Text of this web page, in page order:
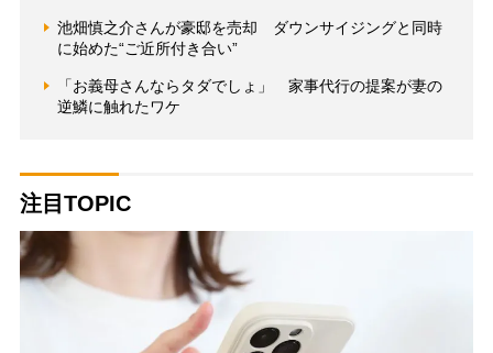
池畑慎之介さんが豪邸を売却 ダウンサイジングと同時
に始めた“ご近所付き合い”
「お義母さんならタダでしょ」 家事代行の提案が妻の
逆鱗に触れたワケ
注目TOPIC